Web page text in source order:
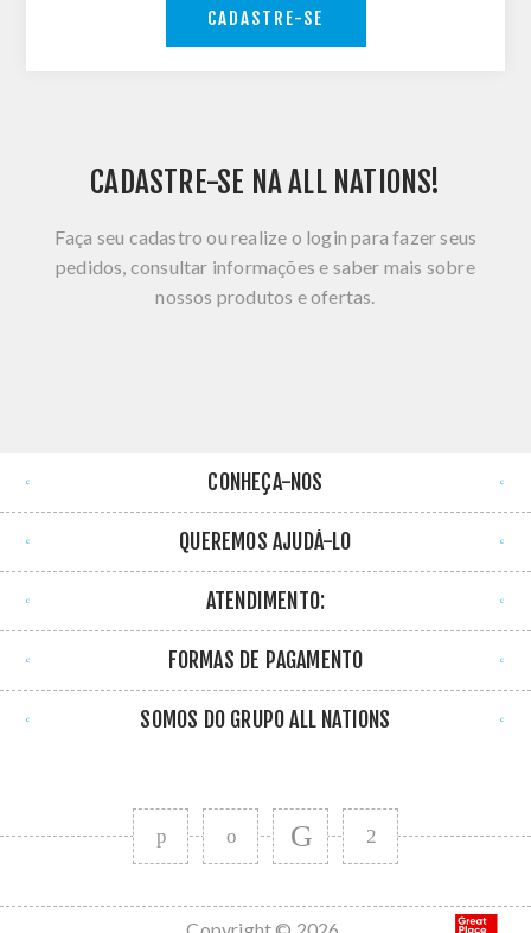
CADASTRE-SE
CADASTRE-SE NA ALL NATIONS!
Faça seu cadastro ou realize o login para fazer seus
pedidos, consultar informações e saber mais sobre
nossos produtos e ofertas.
CONHEÇA-NOS
QUEREMOS AJUDÁ-LO
ATENDIMENTO:
FORMAS DE PAGAMENTO
SOMOS DO GRUPO ALL NATIONS